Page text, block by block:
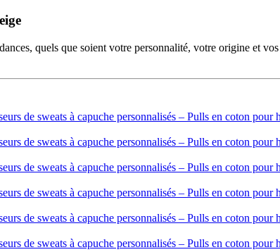
quels que soient votre personnalité, votre origine et